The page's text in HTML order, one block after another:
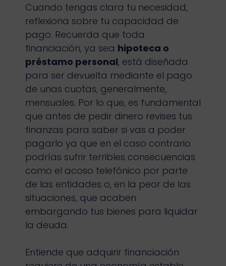
Cuando tengas clara tu necesidad,
reflexiona sobre tu capacidad de
pago. Recuerda que toda
financiación, ya sea hipoteca o
préstamo personal, está diseñada
para ser devuelta mediante el pago
de unas cuotas, generalmente,
mensuales. Por lo que, es fundamental
que antes de pedir dinero revises tus
finanzas para saber si vas a poder
pagarlo ya que en el caso contrario
podrías sufrir terribles consecuencias
como el acoso telefónico por parte
de las entidades o, en la peor de las
situaciones, que acaben
embargando tus bienes para liquidar
la deuda.
Entiende que adquirir financiación